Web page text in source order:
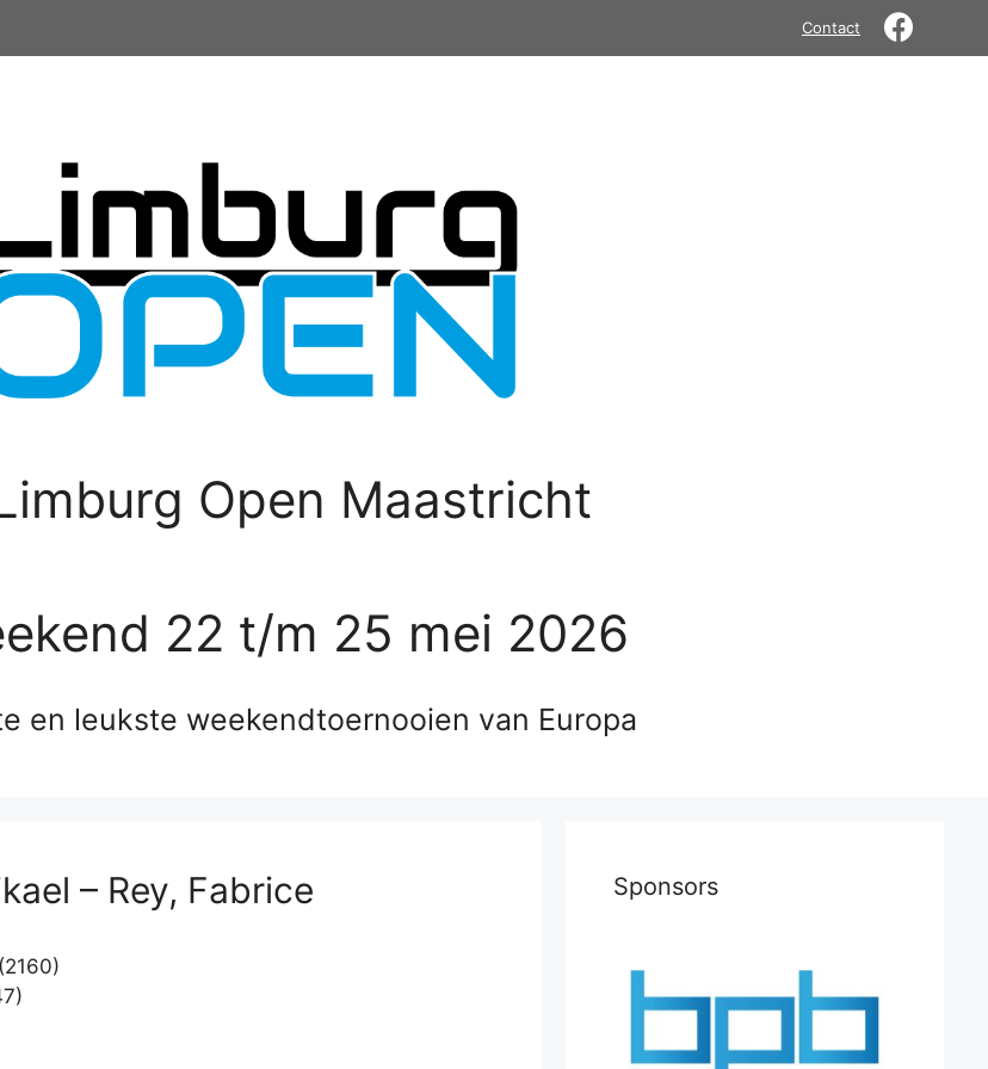
Contact
Open Maastricht
22 t/m 25 mei 2026
en leukste weekendtoernooien van Europa
– Rey, Fabrice Sponsors